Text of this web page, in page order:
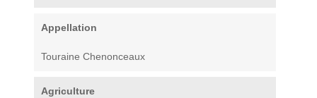
Appellation
Touraine Chenonceaux
Agriculture